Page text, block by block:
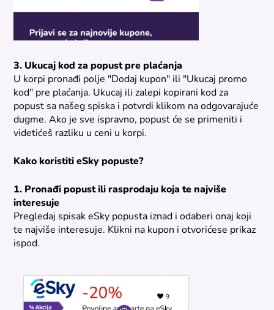
3. Ukucaj kod za popust pre plaćanja
U korpi pronađi polje "Dodaj kupon" ili "Ukucaj promo
kod" pre plaćanja. Ukucaj ili zalepi kopirani kod za
popust sa našeg spiska i potvrdi klikom na odgovarajuće
dugme. Ako je sve ispravno, popust će se primeniti i
videtićeš razliku u ceni u korpi.
Kako koristiti eSky popuste?
1. Pronađi popust ili rasprodaju koja te najviše
interesuje
Pregledaj spisak eSky popusta iznad i odaberi onaj koji
te najviše interesuje. Klikni na kupon i otvorićese prikaz
ispod.